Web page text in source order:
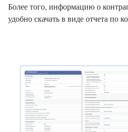
Более того, информацию о
удобно скачать в виде отчета по